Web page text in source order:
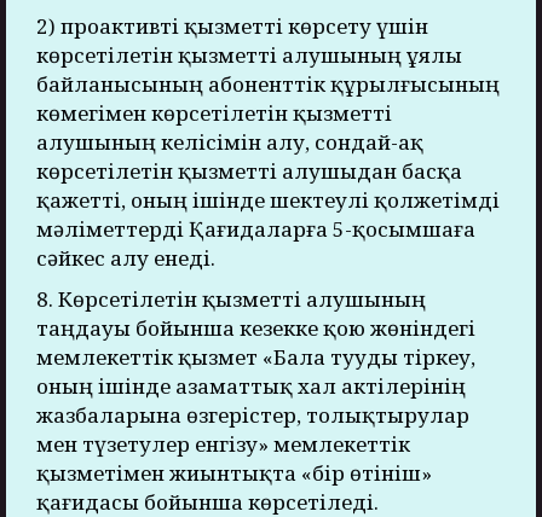
2) проактивті қызметті көрсету үшін
көрсетілетін қызметті алушының ұялы
байланысының абоненттік құрылғысының
көмегімен көрсетілетін қызметті
алушының келісімін алу, сондай-ақ
көрсетілетін қызметті алушыдан басқа
қажетті, оның ішінде шектеулі қолжетімді
мәліметтерді Қағидаларға 5-қосымшаға
сәйкес алу енеді.
8. Көрсетілетін қызметті алушының
таңдауы бойынша кезекке қою жөніндегі
мемлекеттік қызмет «Бала тууды тіркеу,
оның ішінде азаматтық хал актілерінің
жазбаларына өзгерістер, толықтырулар
мен түзетулер енгізу» мемлекеттік
қызметімен жиынтықта «бір өтініш»
қағидасы бойынша көрсетіледі.